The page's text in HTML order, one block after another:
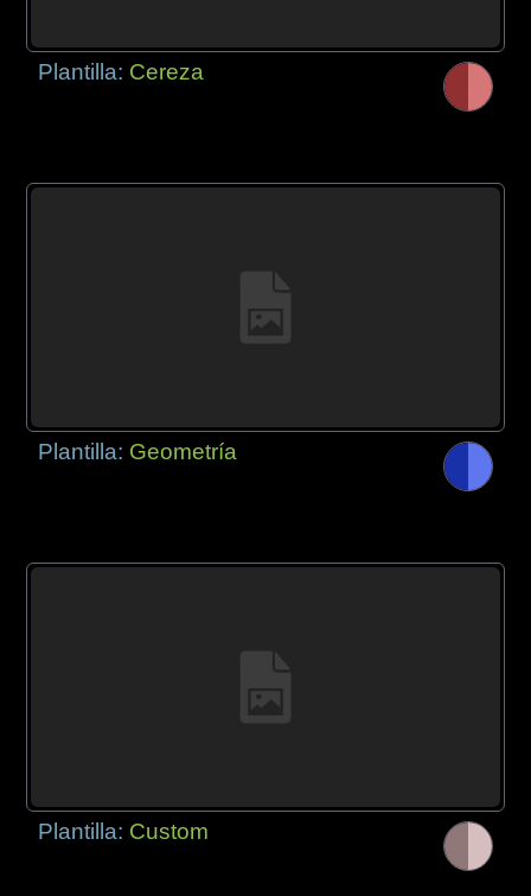
Plantilla: Cereza
Plantilla: Geometría
Plantilla: Custom